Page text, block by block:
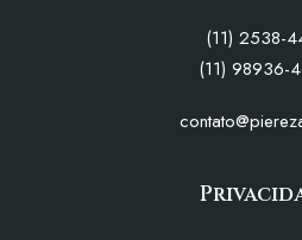
(11) 2538-
(11) 98936-